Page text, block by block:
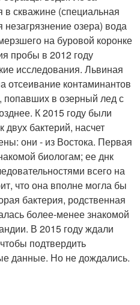
скважине (специальная
озера) вода
на буровой коронке
пробы в 2012 году
исследования. Львиная
отсеивание контаминантов
попавших в озерный лед с
К 2015 году были
бактерий, насчет
они - из Востока. Первая
биологам; ее днк
всего на
что она вполне могла бы
бактерия, родственная
более-менее знакомой
В 2015 году ждали
подтвердить
данные. Но не дождались.